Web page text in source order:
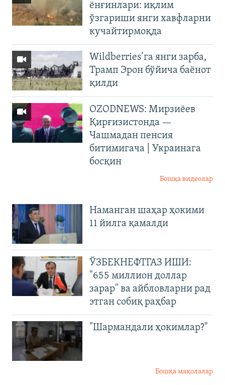
ёнғинлари: иқлим
ўзгариши янги хавфларни
кучайтирмоқда
Wildberries’га янги зарба,
Трамп Эрон бўйича баёнот
қилди
OZODNEWS: Мирзиёев
Қирғизистонда —
Чашмадан пенсия
битимигача | Украинага
босқин
Бошқа видеолар
Наманган шаҳар ҳокими
11 йилга қамалди
ЎЗБЕКНЕФТГАЗ ИШИ:
"655 миллион доллар
зарар" ва айбловларни рад
этган собиқ раҳбар
"Шармандали ҳокимлар?"
Бошқа мақолалар